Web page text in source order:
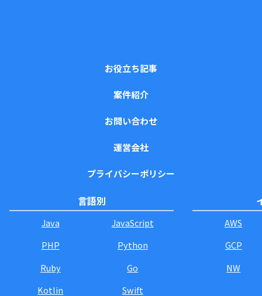
お役立ち記事
案件紹介
お問い合わせ
運営会社
プライバシーポリシー
言語別
Java
JavaScript
PHP
Python
Ruby
Go
Kotlin
Swift
AWS
GCP
NW